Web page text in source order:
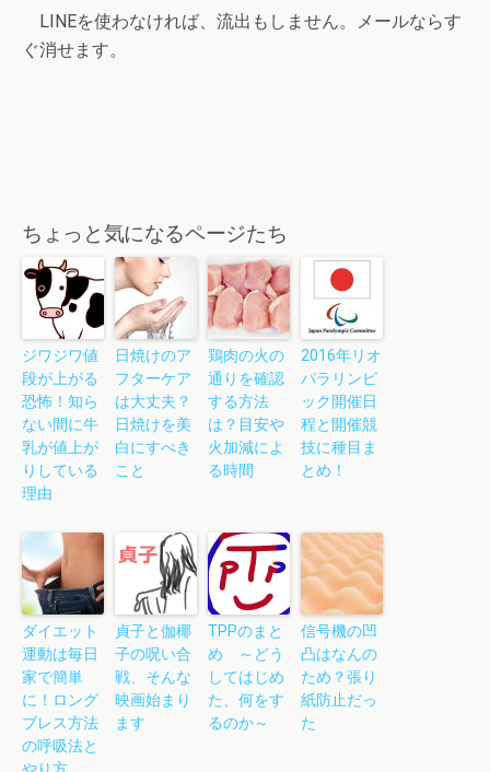
LINEを使わなければ、流出もしません。メールならす
ぐ消せます。
ちょっと気になるページたち
ジワジワ値
段が上がる
恐怖！知ら
ない間に牛
乳が値上が
りしている
理由
日焼けのア
フターケア
は大丈夫？
日焼けを美
白にすべき
こと
鶏肉の火の
通りを確認
する方法
は？目安や
火加減によ
る時間
2016年リオ
パラリンピ
ック開催日
程と開催競
技に種目ま
とめ！
ダイエット
運動は毎日
家で簡単
に！ロング
ブレス方法
の呼吸法と
貞子と伽椰
子の呪い合
戦、そんな
映画始まり
ます
TPPのまと
め ～どう
してはじめ
た、何をす
るのか～
信号機の凹
凸はなんの
ため？張り
紙防止だっ
た